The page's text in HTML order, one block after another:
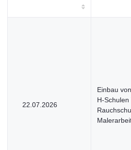
22.07.2026
Einbau
H-Schulen